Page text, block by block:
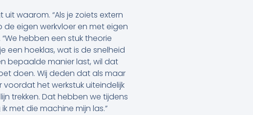
waarom. “Als je zoiets extern
eigen werkvloer en met eigen
hebben een stuk theorie
een hoeklas, wat is de snelheid
bepaalde manier last, wil dat
doen. Wij deden dat als maar
het werkstuk uiteindelijk
trekken. Dat hebben we tijdens
met die machine mijn las.”